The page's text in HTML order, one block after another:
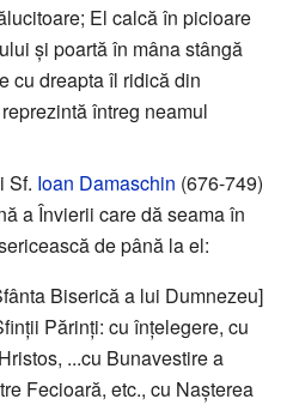
El calcă în picioare
și poartă în mâna stângă
cu dreapta îl ridică din
întreg neamul
Sf. Ioan Damaschin (676-749)
a Învierii care dă seama în
de până la el:
Biserică a lui Dumnezeu]
Părinți: cu înțelegere, cu
...cu Bunavestire a
Fecioară, etc., cu Nașterea